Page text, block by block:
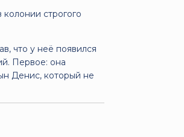
строгого
что у неё появился
Первое: она
Денис, который не